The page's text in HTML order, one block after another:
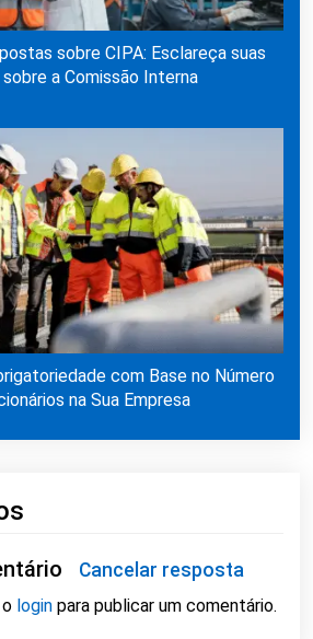
sobre CIPA: Esclareça suas
sobre a Comissão Interna
com Base no Número
na Sua Empresa
Cancelar resposta
login para publicar um comentário.